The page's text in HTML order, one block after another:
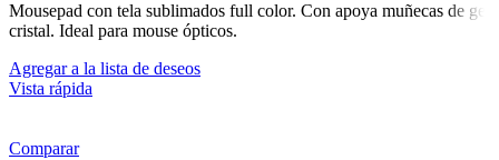
Mousepad con tela sublimados full color. Con apoya muñecas de gel
cristal. Ideal para mouse ópticos.
Agregar a la lista de deseos
Vista rápida
Comparar